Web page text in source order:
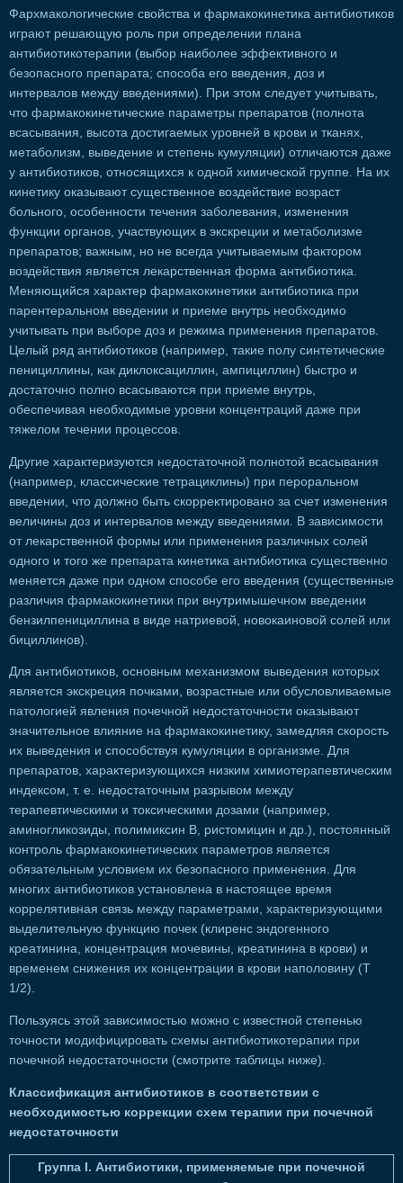
Фархмакологические свойства и фармакокинетика антибиотиков
играют решающую роль при определении плана
антибиотикотерапии (выбор наиболее эффективного и
безопасного препарата; способа его введения, доз и
интервалов между введениями). При этом следует учитывать,
что фармакокинетические параметры препаратов (полнота
всасывания, высота достигаемых уровней в крови и тканях,
метаболизм, выведение и степень кумуляции) отличаются даже
у антибиотиков, относящихся к одной химической группе. На их
кинетику оказывают существенное воздействие возраст
больного, особенности течения заболевания, изменения
функции органов, участвующих в экскреции и метаболизме
препаратов; важным, но не всегда учитываемым фактором
воздействия является лекарственная форма антибиотика.
Меняющийся характер фармакокинетики антибиотика при
парентеральном введении и приеме внутрь необходимо
учитывать при выборе доз и режима применения препаратов.
Целый ряд антибиотиков (например, такие полу синтетические
пенициллины, как диклоксациллин, ампициллин) быстро и
достаточно полно всасываются при приеме внутрь,
обеспечивая необходимые уровни концентраций даже при
тяжелом течении процессов.
Другие характеризуются недостаточной полнотой всасывания
(например, классические тетрациклины) при пероральном
введении, что должно быть скорректировано за счет изменения
величины доз и интервалов между введениями. В зависимости
от лекарственной формы или применения различных солей
одного и того же препарата кинетика антибиотика существенно
меняется даже при одном способе его введения (существенные
различия фармакокинетики при внутримышечном введении
бензилпенициллина в виде натриевой, новокаиновой солей или
бициллинов).
Для антибиотиков, основным механизмом выведения которых
является экскреция почками, возрастные или обусловливаемые
патологией явления почечной недостаточности оказывают
значительное влияние на фармакокинетику, замедляя скорость
их выведения и способствуя кумуляции в организме. Для
препаратов, характеризующихся низким химиотерапевтическим
индексом, т. е. недостаточным разрывом между
терапевтическими и токсическими дозами (например,
аминогликозиды, полимиксин В, ристомицин и др.), постоянный
контроль фармакокинетических параметров является
обязательным условием их безопасного применения. Для
многих антибиотиков установлена в настоящее время
коррелятивная связь между параметрами, характеризующими
выделительную функцию почек (клиренс эндогенного
креатинина, концентрация мочевины, креатинина в крови) и
временем снижения их концентрации в крови наполовину (Т
1/2).
Пользуясь этой зависимостью можно с известной степенью
точности модифицировать схемы антибиотикотерапии при
почечной недостаточности (смотрите таблицы ниже).
Классификация антибиотиков в соответствии с
необходимостью коррекции схем терапии при почечной
недостаточности
Группа I. Антибиотики, применяемые при почечной